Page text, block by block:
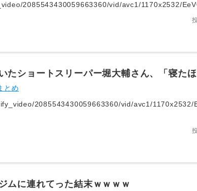
2085543430059663360/vid/avc1/1170x2532/
amplify_video/2085543430059663360/
たショートスリーパー堀大輔さん、「寝た
とめ
ムに連れてった結末ｗｗｗｗ